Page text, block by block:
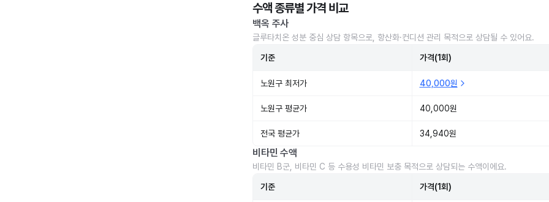
수액 종류별 가격 비교
백옥 주사
글루타치온 성분 중심 상담 항목으로, 항산화·컨디션 관리 목적으로 상담될 수 있어요.
기준 가격(1회)
노원구 최저가 40,000원
노원구 평균가 40,000원
전국 평균가 34,940원
비타민 수액
비타민 B군, 비타민 C 등 수용성 비타민 보충 목적으로 상담되는 수액이에요.
기준 가격(1회)